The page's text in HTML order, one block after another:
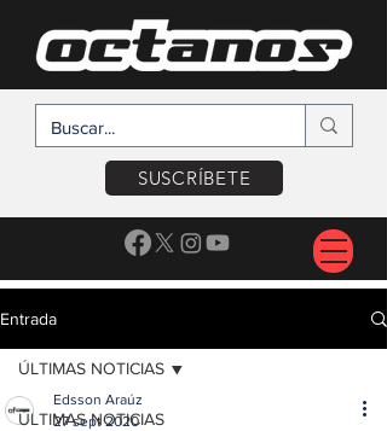
SUSCRÍBETE
Entrada
ÚLTIMAS NOTICIAS
ÚLTIMAS NOTICIAS
Edsson Araúz
27 sept 2020